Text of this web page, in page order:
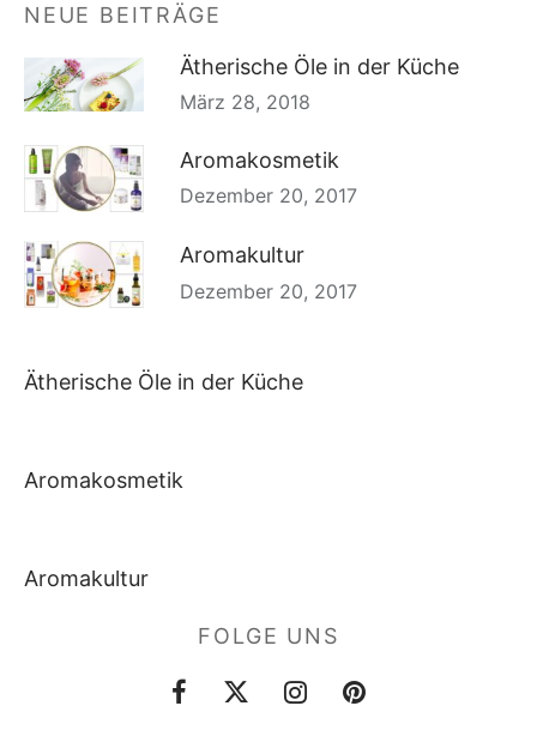
NEUE BEITRÄGE
Ätherische Öle in der Küche
März 28, 2018
Aromakosmetik
Dezember 20, 2017
Aromakultur
Dezember 20, 2017
Ätherische Öle in der Küche
Aromakosmetik
Aromakultur
FOLGE UNS